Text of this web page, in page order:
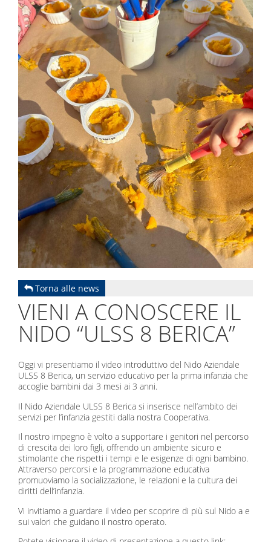
Torna alle news
VIENI A CONOSCERE IL
NIDO “ULSS 8 BERICA”
Oggi vi presentiamo il video introduttivo del Nido Aziendale
ULSS 8 Berica, un servizio educativo per la prima infanzia che
accoglie bambini dai 3 mesi ai 3 anni.
Il Nido Aziendale ULSS 8 Berica si inserisce nell’ambito dei
servizi per l’infanzia gestiti dalla nostra Cooperativa.
Il nostro impegno è volto a supportare i genitori nel percorso
di crescita dei loro figli, offrendo un ambiente sicuro e
stimolante che rispetti i tempi e le esigenze di ogni bambino.
Attraverso percorsi e la programmazione educativa
promuoviamo la socializzazione, le relazioni e la cultura dei
diritti dell’infanzia.
Vi invitiamo a guardare il video per scoprire di più sul Nido a e
sui valori che guidano il nostro operato.